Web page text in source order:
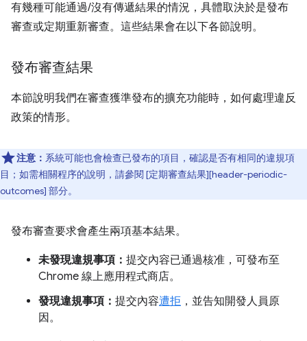
有幾種可能通過/沒有傳遞結果的情況，具體取決於是發布
審查或定期重新審查。這些結果會在以下各節說明。
發布審查結果
本節說明我們在審查獲準發布的擴充功能時，如何處理違反
政策的情形。
注意： 系統可能也會檢查已發布的項目，確認是否有相同的違規項
目；如需相關程序的說明，請參閱 [定期審查結果][header-periodic-
outcomes] 部分。
發布審查要求會產生兩項基本結果。
未發現違規事項： 提交內容已通過核准，可發布至
Chrome 線上應用程式商店。
發現違規事項： 提交內容遭拒 ，並告知開發人員原
因。